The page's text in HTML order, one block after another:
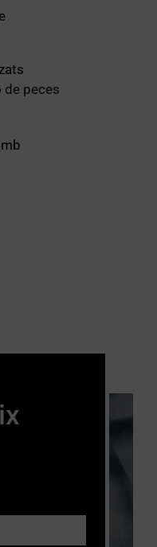
de peces